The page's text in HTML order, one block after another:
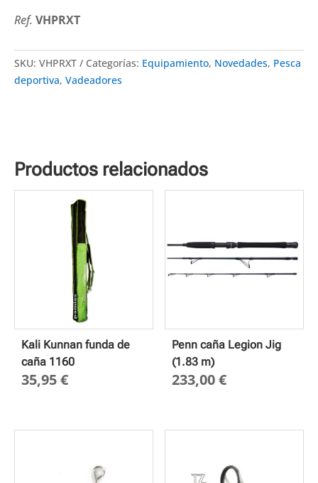
Ref. VHPRXT
SKU: VHPRXT Categorías: Equipamiento, Novedades, Pesca
deportiva, Vadeadores
Productos relacionados
Kali Kunnan funda de
caña 1160
35,95€
Penn caña Legion Jig
(1.83 m)
233,00€